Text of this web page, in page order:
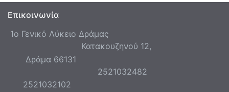
Επικοινωνία
1ο Γενικό Λύκειο Δράμας
Κατακουζηνού 12,
Δράμα 66131
2521032482
2521032102